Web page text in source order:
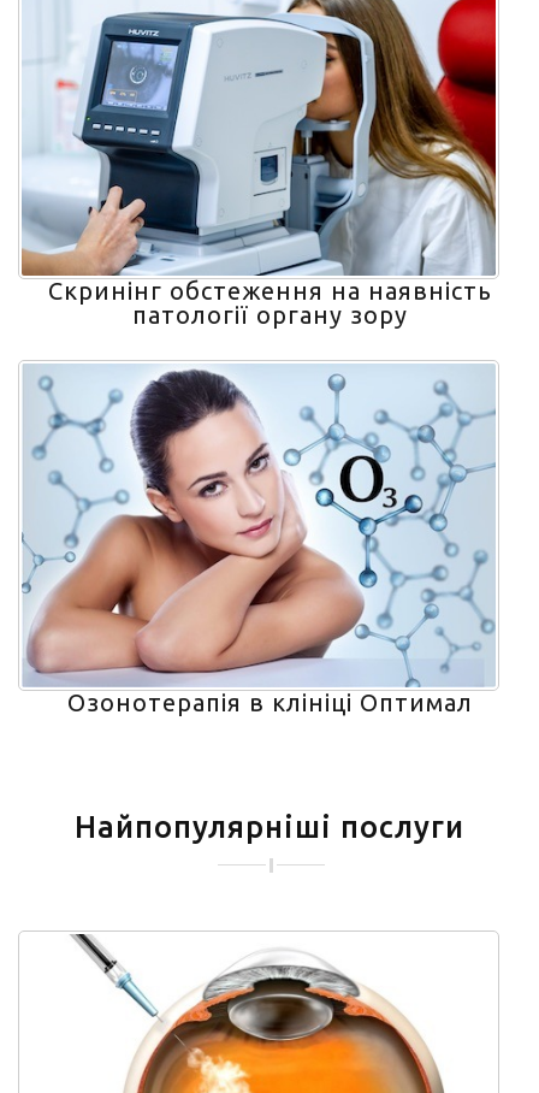
Скринінг обстеження на наявність
патології органу зору
Озонотерапія в клініці Оптимал
Найпопулярніші послуги